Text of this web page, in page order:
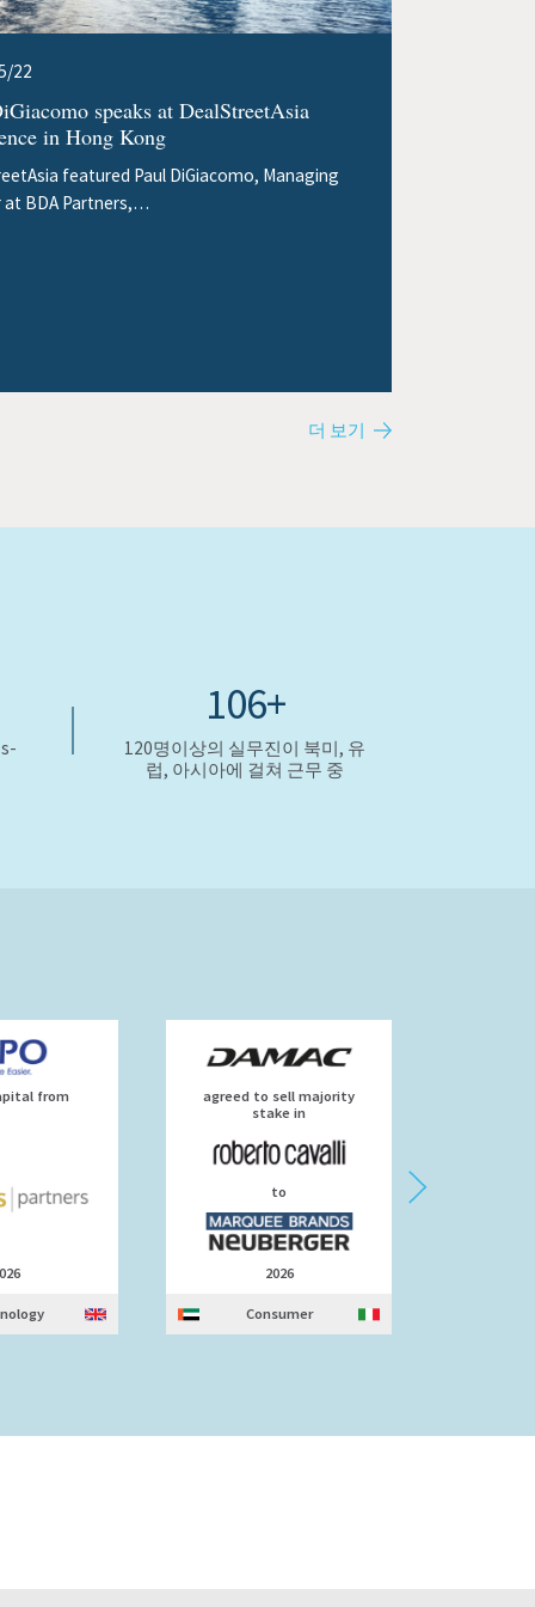
22
speaks at DealStreetAsia
in Hong Kong
featured Paul DiGiacomo, Managing
at BDA Partners,…
더 보기
120+
120명이상의 실무진이 북미, 유
럽, 아시아에 걸쳐 근무 중
from
agreed to sell majority
stake in
to
2026
Consumer